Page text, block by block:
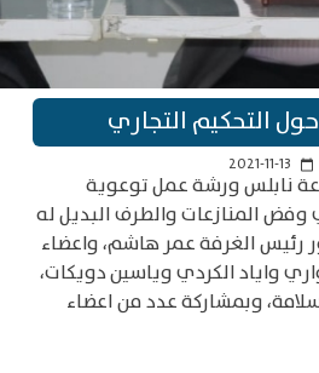
التحكيم التجاري
calendar_today
2021-11-13
نابلس ورشة عمل توعوية
وفض المنازعات والطرف البديل له
رئيس الغرفة عمر هاشم، واعضاء
واياد الكردي وياسين دويكات،
وبمشاركة عدد من اعضاء